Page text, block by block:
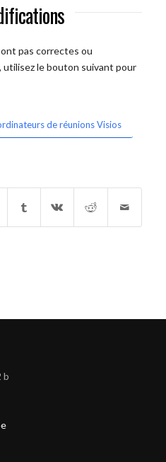
pas correctes ou
le bouton suivant pour
de réunions Visios
b